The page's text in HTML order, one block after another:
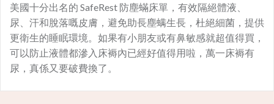
美國十分出名的 SafeRest 防塵蟎床單，有效隔絕體液、
尿、汗和脫落嘅皮膚，避免助長塵螨生長，杜絕細菌，提供
更衛生的睡眠環境。如果有小朋友或有鼻敏感就超值得買，
可以防止液體都滲入床褥內已經好值得用啦，萬一床褥有
尿，真係又要破費換了。